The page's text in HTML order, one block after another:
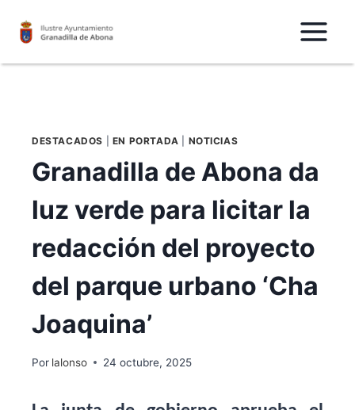
DESTACADOS EN PORTADA NOTICIAS
Granadilla de Abona da
luz verde para licitar la
redacción del proyecto
del parque urbano ‘Cha
Joaquina’
Por lalonso 24 octubre, 2025